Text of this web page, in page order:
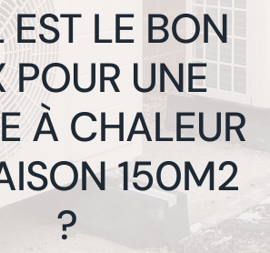
EST LE BON
POUR UNE
À CHALEUR
150M2
?